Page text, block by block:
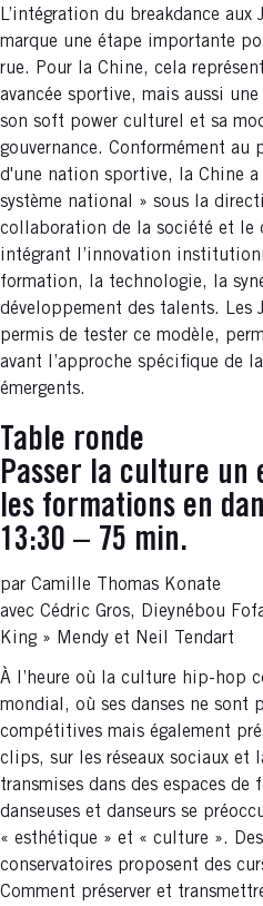
L’intégration du breakdance aux
marque une étape importante
rue. Pour la Chine, cela
avancée sportive, mais aussi
son soft power culturel et sa
gouvernance. Conformément
d'une nation sportive, la Chine
système national » sous la
collaboration de la société et le
intégrant l’innovation
formation, la technologie, la
développement des talents. Les
permis de tester ce modèle,
avant l’approche spécifique de
émergents.
Table ronde
Passer la culture un
les formations en
13:30 – 75 min.
par Camille Thomas Konate
avec Cédric Gros, Dieynébou
King » Mendy et Neil Tendart
À l’heure où la culture hip-hop
mondial, où ses danses ne sont
compétitives mais également
clips, sur les réseaux sociaux et
transmises dans des espaces
danseuses et danseurs se
« esthétique » et « culture ».
conservatoires proposent des
Comment préserver et